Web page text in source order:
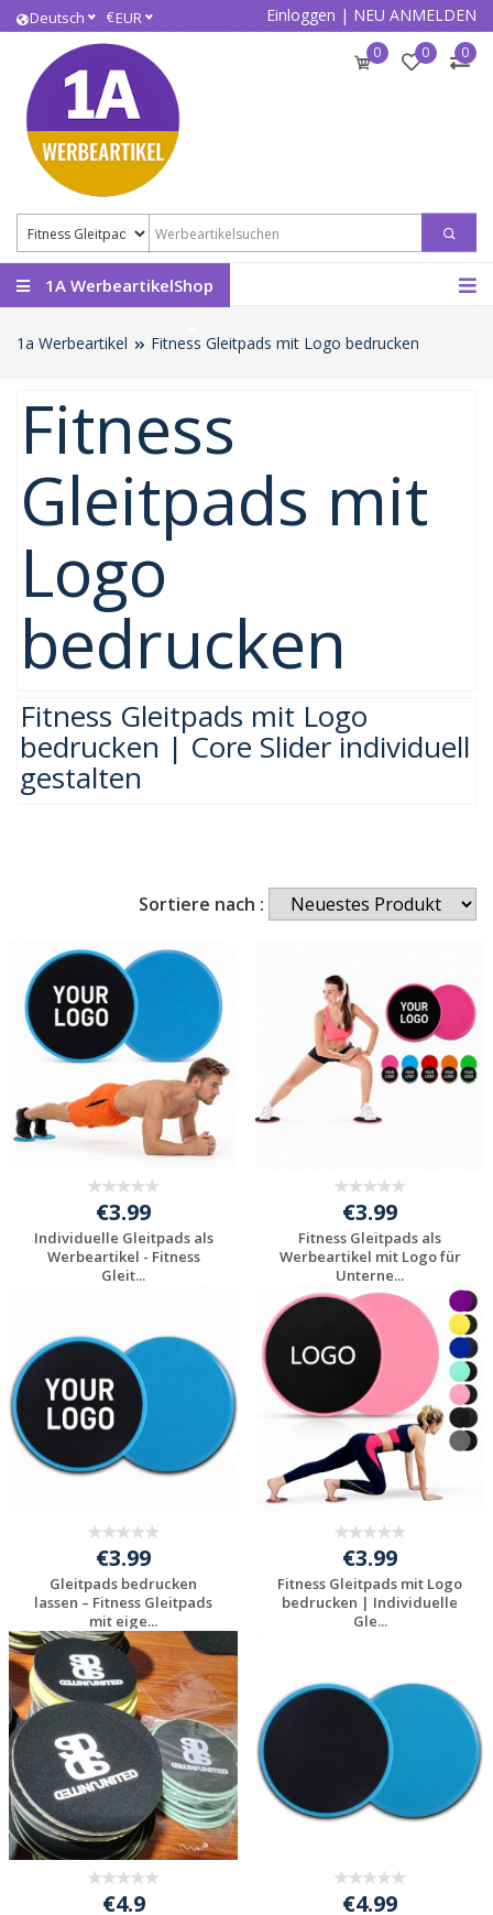
Deutsch €EUR Einloggen | NEU ANMELDEN
0 0 0
1A WerbeartikelShop
1a Werbeartikel Fitness Gleitpads mit Logo bedrucken
Fitness
Gleitpads mit
Logo
bedrucken
Fitness Gleitpads mit Logo
bedrucken | Core Slider individuell
gestalten
Sortiere nach :
€3.99
Individuelle Gleitpads als
Werbeartikel - Fitness
Gleit...
€3.99
Fitness Gleitpads als
Werbeartikel mit Logo für
Unterne...
Jetzt Angebot
anfordern
€3.99
Gleitpads bedrucken
lassen – Fitness Gleitpads
mit eige...
Jetzt Angebot
anfordern
€3.99
Fitness Gleitpads mit Logo
bedrucken | Individuelle
Gle...
€4.9 €4.99